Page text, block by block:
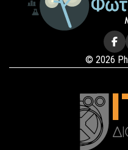
© 2026